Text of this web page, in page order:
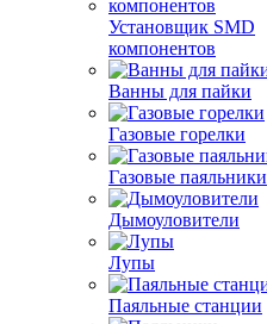
Установщик SMD
компонентов
Ванны для пайки
Газовые горелки
Газовые паяльники
Дымоуловители
Лупы
Паяльные станции